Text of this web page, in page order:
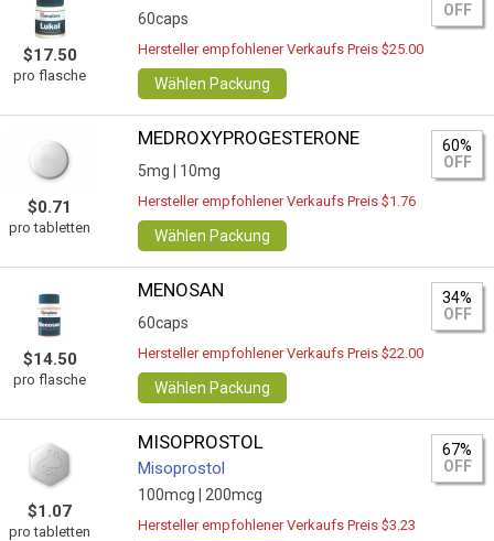
$17.50
pro flasche
60caps
OFF
Hersteller empfohlener Verkaufs Preis $25.00
Wählen Packung
$0.71
pro tabletten
MEDROXYPROGESTERONE
5mg | 10mg
60%
OFF
Hersteller empfohlener Verkaufs Preis $1.76
Wählen Packung
$14.50
pro flasche
MENOSAN
60caps
34%
OFF
Hersteller empfohlener Verkaufs Preis $22.00
Wählen Packung
$1.07
pro tabletten
MISOPROSTOL
Misoprostol
100mcg | 200mcg
67%
OFF
Hersteller empfohlener Verkaufs Preis $3.23